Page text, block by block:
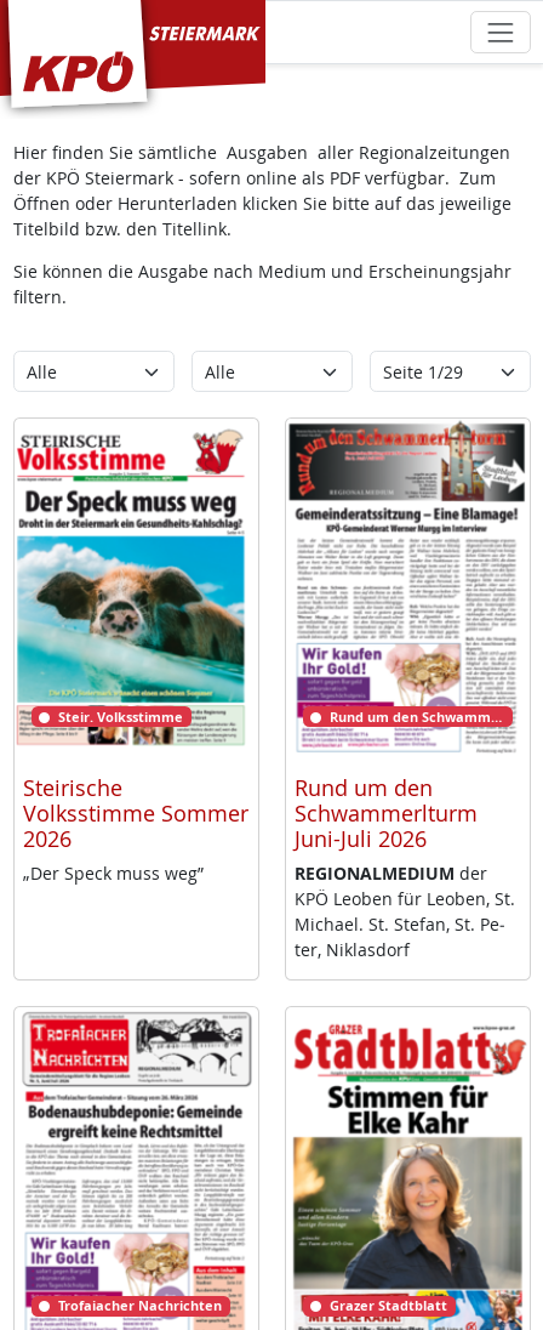
KPÖ Steiermark
Hier finden Sie sämtliche Ausgaben aller Regionalzeitungen
der KPÖ Steiermark - sofern online als PDF verfügbar. Zum
Öffnen oder Herunterladen klicken Sie bitte auf das jeweilige
Titelbild bzw. den Titellink.
Sie können die Ausgabe nach Medium und Erscheinungsjahr
filtern.
Kategorie Erscheinungsjahr Seite
Steir. Volksstimme
Steirische
Volksstimme Sommer
2026
„Der Speck muss weg”
Rund um den Schwammerlturm
Rund um den
Schwammerlturm
Juni-Juli 2026
RE­GIO­NAL­ME­DI­UM der
KPÖ Leo­ben für Leo­ben, St.
Mi­cha­el. St. Ste­fan, St. Pe­
ter, Niklas­dorf
Trofaiacher Nachrichten Grazer Stadtblatt